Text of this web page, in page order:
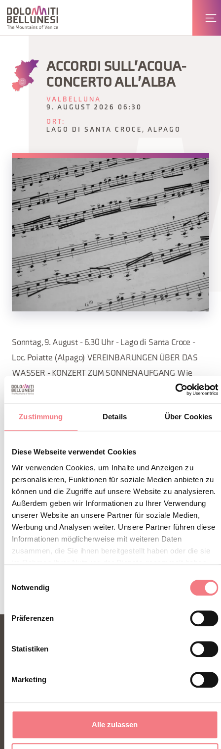
Zustimmung Details Über Cookies
Diese Webseite verwendet Cookies
Wir verwenden Cookies, um Inhalte und Anzeigen zu
personalisieren, Funktionen für soziale Medien anbieten zu
können und die Zugriffe auf unsere Website zu analysieren.
Außerdem geben wir Informationen zu Ihrer Verwendung
unserer Website an unsere Partner für soziale Medien,
Werbung und Analysen weiter. Unsere Partner führen diese
Informationen möglicherweise mit weiteren Daten
zusammen, die Sie ihnen bereitgestellt haben oder die sie
Notwendig
Präferenzen
Statistiken
Marketing
Alle zulassen
ACCORDI SULL'ACQUA-
CONCERTO ALL'ALBA
VALBELLUNA
9. AUGUST 2026 06:30
ORT:
LAGO DI SANTA CROCE, ALPAGO
Sonntag, 9. August - 6.30 Uhr - Lago di Santa Croce -
Loc. Poiatte (Alpago) VEREINBARUNGEN ÜBER DAS
WASSER - KONZERT ZUM SONNENAUFGANG Wie
viele Gitarrensaiten braucht man, um eine Harfe zu
machen? Finde es heraus bei den ersten Lichtstrahlen
der Dämmerung am Ufer des Sees.
INFOS UND KONTAKTE DES VERANSTALTERS
Accordi sull'acqua- concerto all'alba
So erreichen Sie uns
INFORMATIONEN ANFORDERN
Piazza Santo Stefano 15/17